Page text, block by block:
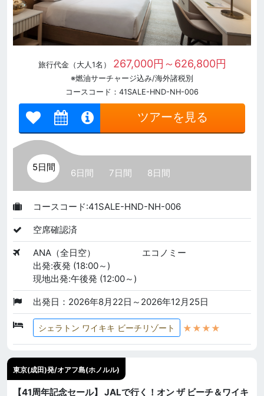
旅行代金（大人1名） 267,000円～626,800円
※燃油サーチャージ込み/海外諸税別
コースコード：41SALE-HND-NH-006
ツアーを見る
5日間
6日間 7日間 8日間
コースコード:41SALE-HND-NH-006
空席確認済
ANA（全日空）
エコノミー
出発:夜発 (18:00～)
現地出発:午後発 (12:00～)
出発日：2026年8月22日～2026年12月25日
シェラトン ワイキキ ビーチリゾート ★★★★
東京(成田)発/オアフ島(ホノルル)
【41周年記念セール】 JALで行く！オン ザ ビーチ＆ワイキ